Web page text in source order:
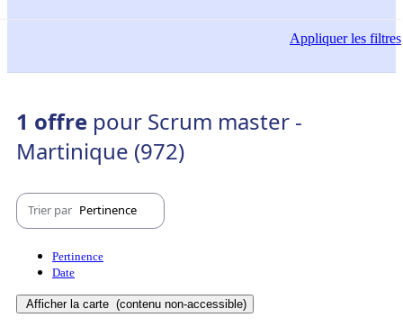
Appliquerles filtres
1 offre pour Scrum master -
Martinique (972)
Trier par Pertinence
Pertinence
Date
Afficher la carte (contenu non-accessible)